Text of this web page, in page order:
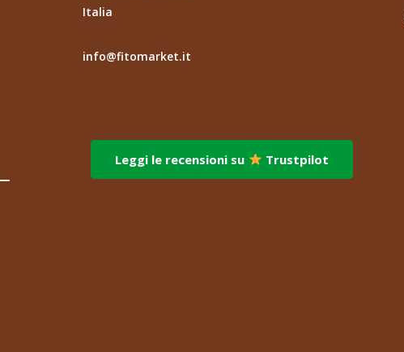
Italia
info@fitomarket.it
Leggi le recensioni su Trustpilot